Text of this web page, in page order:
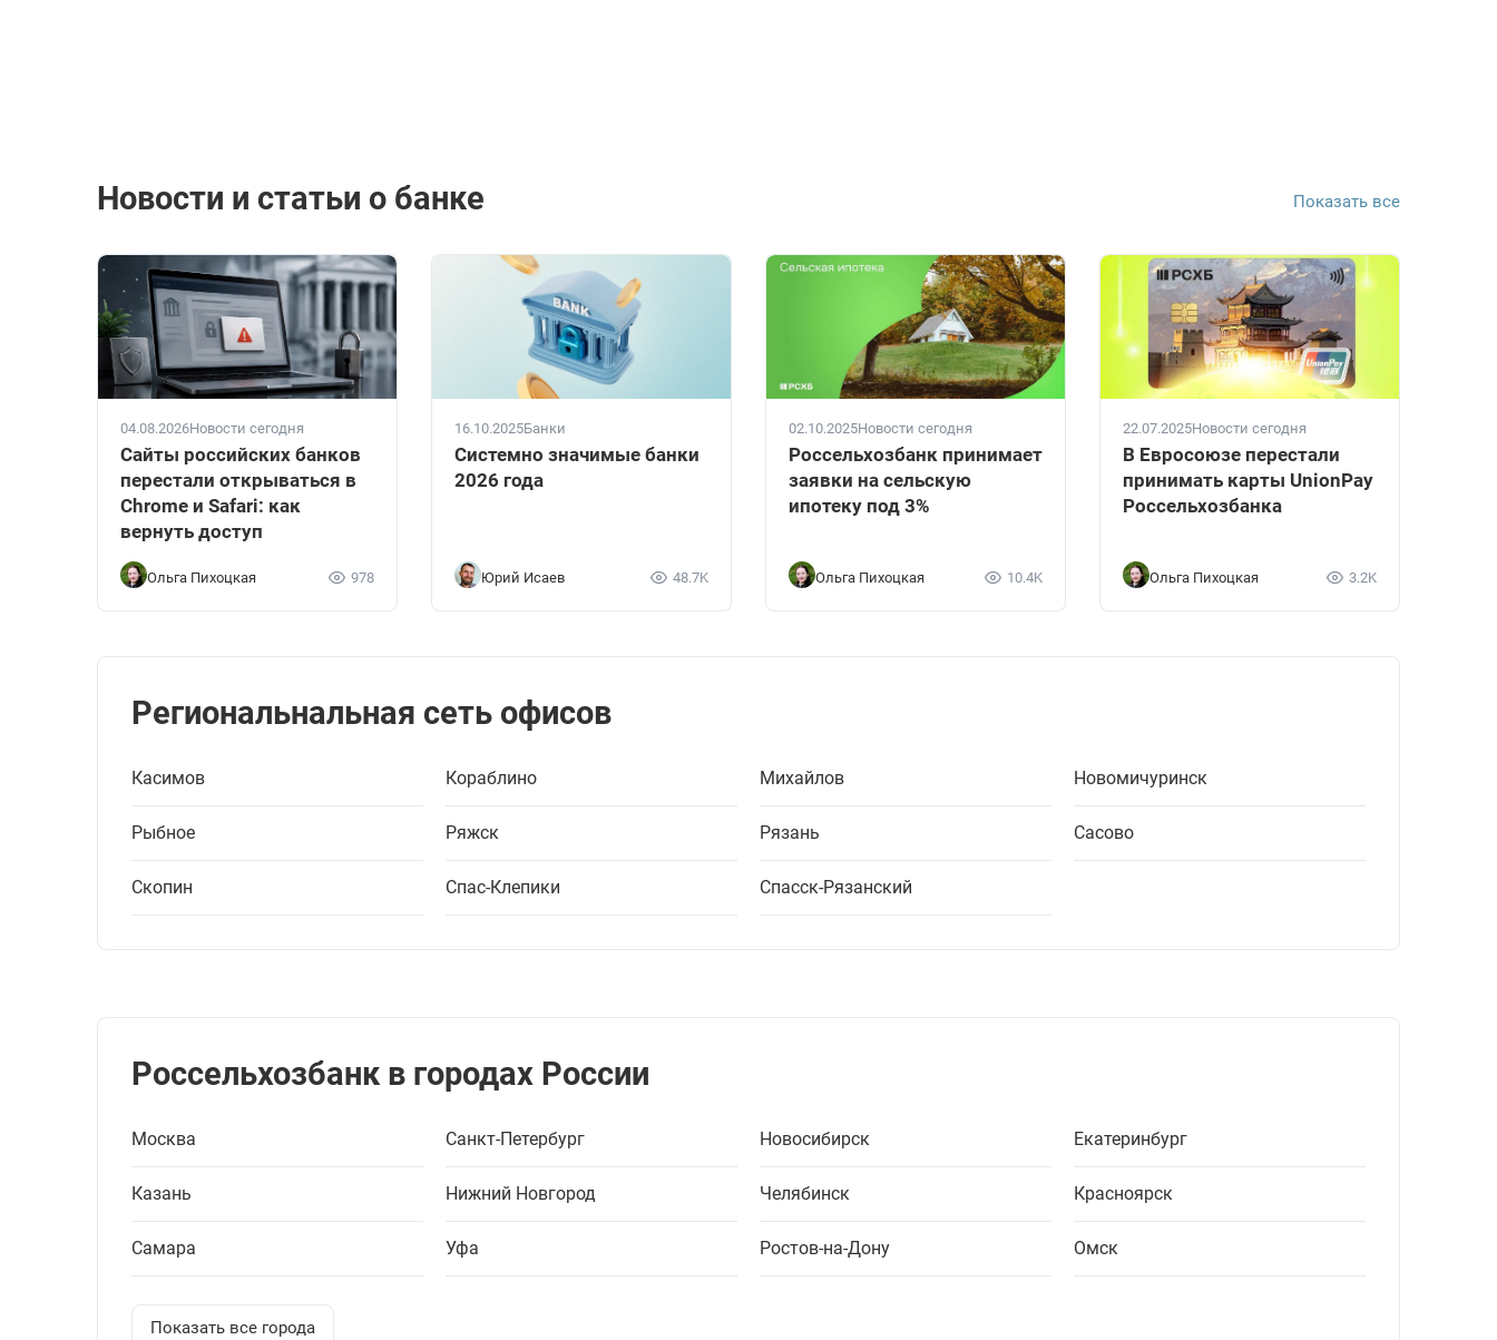
Новости и статьи о банке Показать все
04.08.2026Новости сегодня
Сайты российских банков
перестали открываться в
Chrome и Safari: как
вернуть доступ
Ольга Пихоцкая 978
16.10.2025Банки
Системно значимые банки
2026 года
Юрий Исаев 48.7K
02.10.2025Новости сегодня
Россельхозбанк принимает
заявки на сельскую
ипотеку под 3%
Ольга Пихоцкая 10.4K
22.07.2025Новости сегодня
В Евросоюзе перестали
принимать карты UnionPay
Россельхозбанка
Ольга Пихоцкая 3.2K
Региональнальная сеть офисов
Касимов Кораблино Михайлов Новомичуринск
Рыбное Ряжск Рязань Сасово
Скопин Спас-Клепики Спасск-Рязанский
Россельхозбанк в городах России
Москва Санкт-Петербург Новосибирск Екатеринбург
Казань Нижний Новгород Челябинск Красноярск
Самара Уфа Ростов-на-Дону Омск
Показать все города